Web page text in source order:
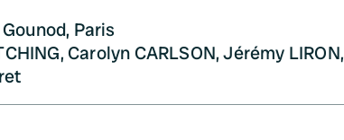
Paris
Carolyn CARLSON, Jérémy